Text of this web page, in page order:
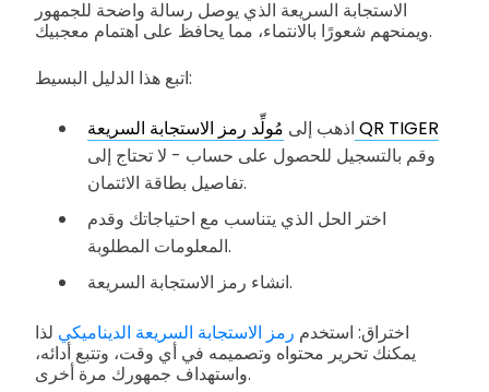
الاستجابة السريعة الذي يوصل رسالة واضحة للجمهور
ويمنحهم شعورًا بالانتماء، مما يحافظ على اهتمام معجبيك.
اتبع هذا الدليل البسيط:
اذهب إلى مُولِّد رمز الاستجابة السريعة QR TIGER
وقم بالتسجيل للحصول على حساب - لا تحتاج إلى
تفاصيل بطاقة الائتمان.
اختر الحل الذي يتناسب مع احتياجاتك وقدم
المعلومات المطلوبة.
انشاء رمز الاستجابة السريعة.
اختراق: استخدم رمز الاستجابة السريعة الديناميكي لذا
يمكنك تحرير محتواه وتصميمه في أي وقت، وتتبع أدائه،
واستهداف جمهورك مرة أخرى.